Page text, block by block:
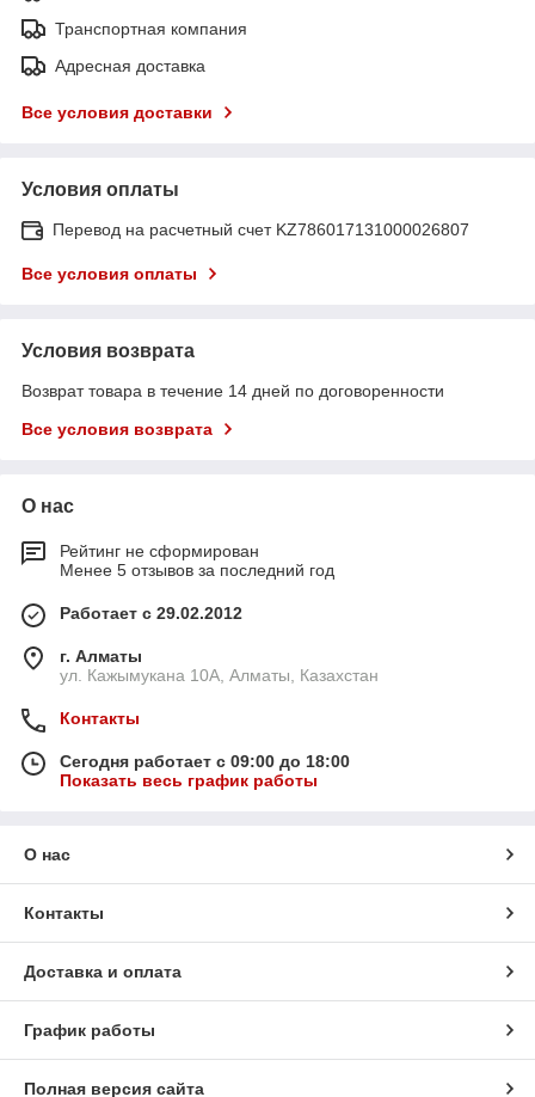
Транспортная компания
Адресная доставка
Все условия доставки
Условия оплаты
Перевод на расчетный счет KZ786017131000026807
Все условия оплаты
Условия возврата
Возврат товара в течение 14 дней по договоренности
Все условия возврата
О нас
Рейтинг не сформирован
Менее 5 отзывов за последний год
Работает с 29.02.2012
г. Алматы
ул. Кажымукана 10А, Алматы, Казахстан
Контакты
Сегодня работает с 09:00 до 18:00
Показать весь график работы
О нас
Контакты
Доставка и оплата
График работы
Полная версия сайта